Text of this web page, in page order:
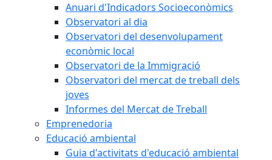
Anuari d'Indicadors Socioeconòmics
Observatori al dia
Observatori del desenvolupament
econòmic local
Observatori de la Immigració
Observatori del mercat de treball dels
joves
Informes del Mercat de Treball
Emprenedoria
Educació ambiental
Guia d'activitats d'educació ambiental